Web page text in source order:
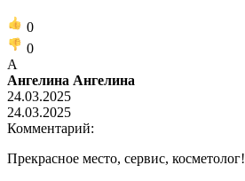
0
0
А
Ангелина Ангелина
24.03.2025
24.03.2025
Комментарий:
Прекрасное место, сервис, косметолог!